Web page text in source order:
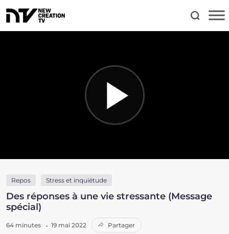
Repos Stress et inquiétude
Des réponses à une vie stressante (Message
spécial)
64 minutes 19 mai 2022 Partager